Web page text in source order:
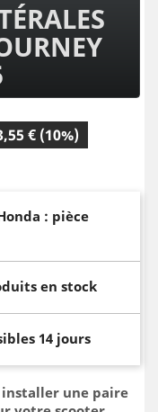
€ (10%)
: pièce
en stock
14 jours
installer une paire